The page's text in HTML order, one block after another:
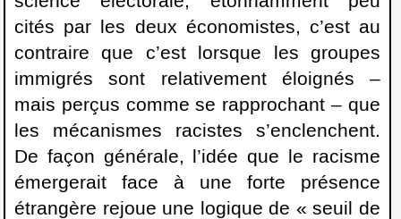
cités par les deux économistes, c’est au
contraire que c’est lorsque les groupes
immigrés sont relativement éloignés –
mais perçus comme se rapprochant – que
les mécanismes racistes s’enclenchent.
De façon générale, l’idée que le racisme
émergerait face à une forte présence
étrangère rejoue une logique de « seuil de